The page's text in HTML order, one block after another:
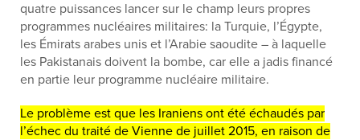
quatre puissances lancer sur le champ leurs propres
programmes nucléaires militaires: la Turquie, l’Égypte,
les Émirats arabes unis et l’Arabie saoudite – à laquelle
les Pakistanais doivent la bombe, car elle a jadis financé
en partie leur programme nucléaire militaire.
Le problème est que les Iraniens ont été échaudés par
l’échec du traité de Vienne de juillet 2015, en raison de